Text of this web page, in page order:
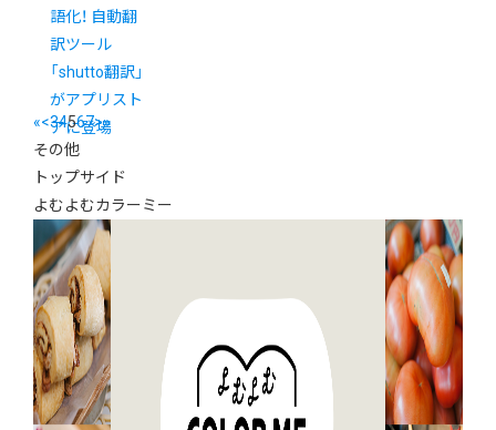
語化！ 自動翻
訳ツール
「shutto翻訳」
がアプリスト
アに登場
«<34567>»
その他
トップサイド
よむよむカラーミー